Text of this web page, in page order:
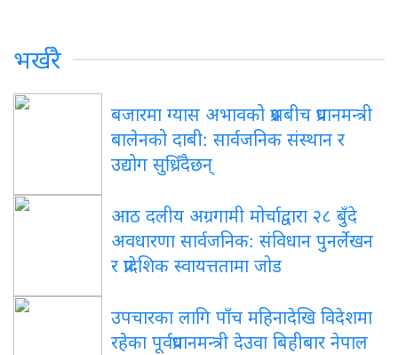
भर्खरै
बजारमा ग्यास अभावको प्रश्नबीच प्रधानमन्त्री
बालेनको दाबी: सार्वजनिक संस्थान र
उद्योग सुध्रिँदैछन्
आठ दलीय अग्रगामी मोर्चाद्वारा २८ बुँदे
अवधारणा सार्वजनिक: संविधान पुनर्लेखन
र प्रादेशिक स्वायत्ततामा जोड
उपचारका लागि पाँच महिनादेखि विदेशमा
रहेका पूर्वप्रधानमन्त्री देउवा बिहीबार नेपाल